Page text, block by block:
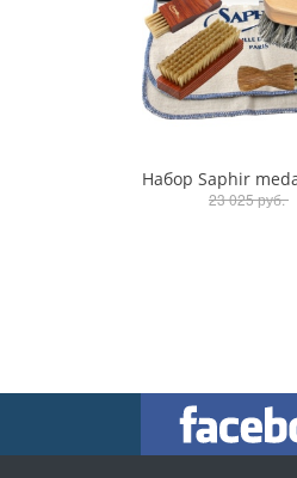
23 025 руб.